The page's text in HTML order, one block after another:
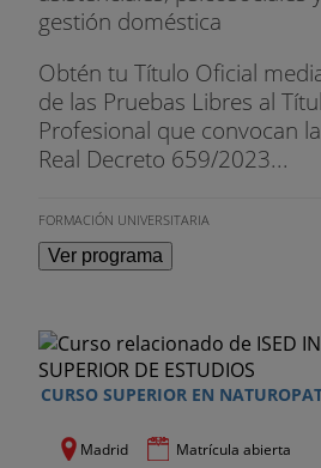
gestión doméstica
Obtén tu Título Oficial
de las Pruebas Libres al
Profesional que convocan
Real Decreto 659/2023...
FORMACIÓN UNIVERSITARIA
Ver programa
CURSO SUPERIOR EN
Madrid Matrícula abierta